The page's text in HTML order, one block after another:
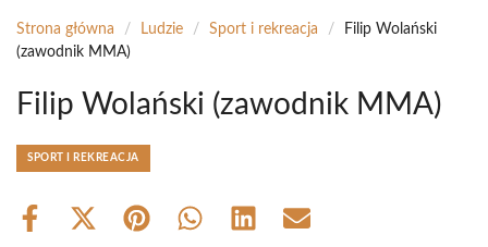
Strona główna / Ludzie / Sport i rekreacja /
Filip Wolański
(zawodnik MMA)
Filip Wolański (zawodnik MMA)
SPORT I REKREACJA
Share
Share Share Share Share Share